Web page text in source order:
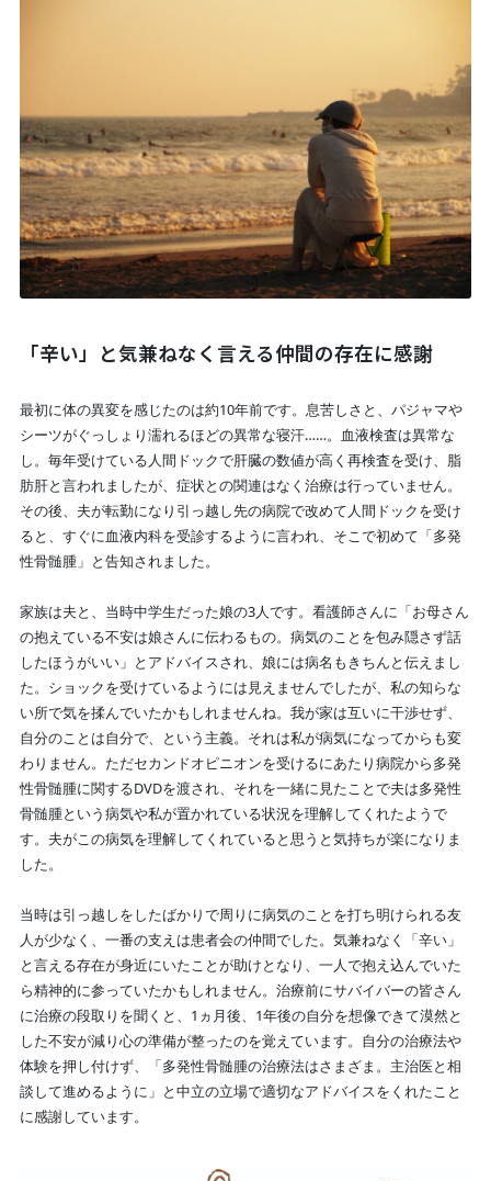
「辛い」と気兼ねなく言える仲間の存在に感謝
最初に体の異変を感じたのは約10年前です。息苦しさと、パジャマや
シーツがぐっしょり濡れるほどの異常な寝汗……。血液検査は異常な
し。毎年受けている人間ドックで肝臓の数値が高く再検査を受け、脂
肪肝と言われましたが、症状との関連はなく治療は行っていません。
その後、夫が転勤になり引っ越し先の病院で改めて人間ドックを受け
ると、すぐに血液内科を受診するように言われ、そこで初めて「多発
性骨髄腫」と告知されました。
家族は夫と、当時中学生だった娘の3人です。看護師さんに「お母さん
の抱えている不安は娘さんに伝わるもの。病気のことを包み隠さず話
したほうがいい」とアドバイスされ、娘には病名もきちんと伝えまし
た。ショックを受けているようには見えませんでしたが、私の知らな
い所で気を揉んでいたかもしれませんね。我が家は互いに干渉せず、
自分のことは自分で、という主義。それは私が病気になってからも変
わりません。ただセカンドオピニオンを受けるにあたり病院から多発
性骨髄腫に関するDVDを渡され、それを一緒に見たことで夫は多発性
骨髄腫という病気や私が置かれている状況を理解してくれたようで
す。夫がこの病気を理解してくれていると思うと気持ちが楽になりま
した。
当時は引っ越しをしたばかりで周りに病気のことを打ち明けられる友
人が少なく、一番の支えは患者会の仲間でした。気兼ねなく「辛い」
と言える存在が身近にいたことが助けとなり、一人で抱え込んでいた
ら精神的に参っていたかもしれません。治療前にサバイバーの皆さん
に治療の段取りを聞くと、1ヵ月後、1年後の自分を想像できて漠然と
した不安が減り心の準備が整ったのを覚えています。自分の治療法や
体験を押し付けず、「多発性骨髄腫の治療法はさまざま。主治医と相
談して進めるように」と中立の立場で適切なアドバイスをくれたこと
に感謝しています。